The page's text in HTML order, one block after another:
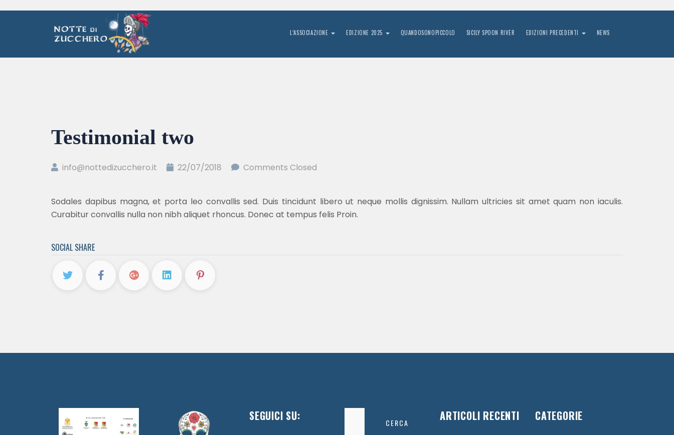
L’ASSOCIAZIONE EDIZIONE 2025 QUANDOSONOPICCOLO SICILY SPOON RIVER EDIZIONI PRECEDENTI NEWS
Testimonial two
info@nottedizucchero.it 22/07/2018 Comments Closed
Sodales dapibus magna, et porta leo convallis sed. Duis tincidunt libero ut neque mollis dignissim. Nullam ultricies sit amet quam non iaculis.
Curabitur convallis nulla non nibh aliquet rhoncus. Donec at tempus felis Proin.
SOCIAL SHARE
SEGUICI SU: ARTICOLI RECENTI CATEGORIE